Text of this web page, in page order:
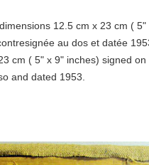
12.5 cm x 23 cm ( 5"
au dos et datée
cm ( 5" x 9" inches) signed
and dated 1953.